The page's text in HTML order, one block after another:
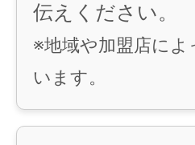
伝えください。
※地域や加盟店に
います。